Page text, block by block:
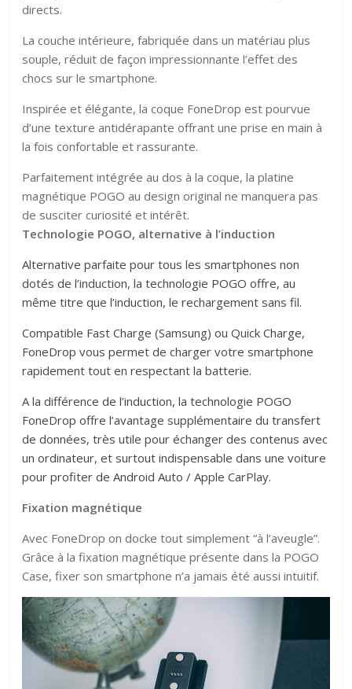
directs.
La couche intérieure, fabriquée dans un matériau plus
souple, réduit de façon impressionnante l’effet des
chocs sur le smartphone.
Inspirée et élégante, la coque FoneDrop est pourvue
d’une texture antidérapante offrant une prise en main à
la fois confortable et rassurante.
Parfaitement intégrée au dos à la coque, la platine
magnétique POGO au design original ne manquera pas
de susciter curiosité et intérêt.
Technologie POGO, alternative à l’induction
Alternative parfaite pour tous les smartphones non
dotés de l’induction, la technologie POGO offre, au
même titre que l’induction, le rechargement sans fil.
Compatible Fast Charge (Samsung) ou Quick Charge,
FoneDrop vous permet de charger votre smartphone
rapidement tout en respectant la batterie.
A la différence de l’induction, la technologie POGO
FoneDrop offre l’avantage supplémentaire du transfert
de données, très utile pour échanger des contenus avec
un ordinateur, et surtout indispensable dans une voiture
pour profiter de Android Auto / Apple CarPlay.
Fixation magnétique
Avec FoneDrop on docke tout simplement “à l’aveugle”.
Grâce à la fixation magnétique présente dans la POGO
Case, fixer son smartphone n’a jamais été aussi intuitif.